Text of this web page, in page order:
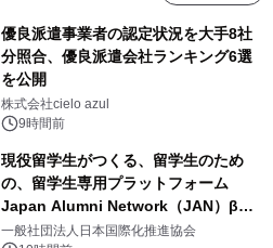
優良派遣事業者の認定状況を大手8社
分照合、優良派遣会社ランキング6選
を公開
株式会社cielo azul
9時間前
現役留学生がつくる、留学生のため
の、留学生専用プラットフォーム
Japan Alumni Network（JAN）β版
をリリース
一般社団法人日本国際化推進協会